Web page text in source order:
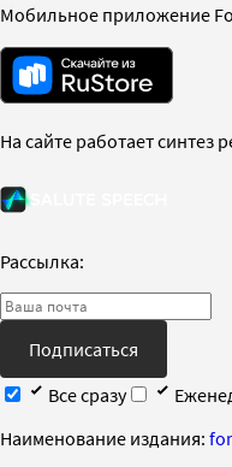
Мобильное приложение
На сайте работает синтез
Рассылка:
Подписаться
Все сразу
Наименование издания: